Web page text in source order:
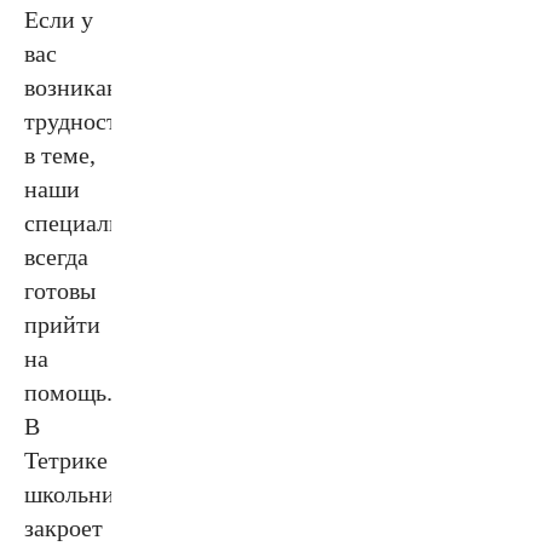
Если у
вас
возникают
трудности
в теме,
наши
специалисты
всегда
готовы
прийти
на
помощь.
В
Тетрике
школьник
закроет